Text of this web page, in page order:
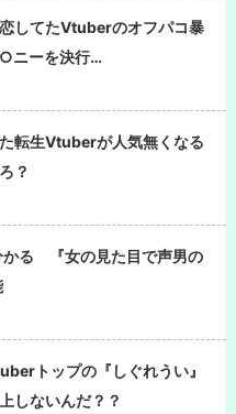
恋してたVtuberのオフパコ暴
ニーを決行…
た転生Vtuberが人気無くなる
？
る 『女の見た目で声男の
トップの『しぐれうい』
しないんだ？？